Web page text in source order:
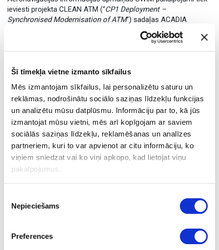
Šī tīmekļa vietne izmanto sīkfailus
Mēs izmantojam sīkfailus, lai personalizētu saturu un
reklāmas, nodrošinātu sociālo saziņas līdzekļu funkcijas
un analizētu mūsu datplūsmu. Informāciju par to, kā jūs
izmantojat mūsu vietni, mēs arī kopīgojam ar saviem
sociālās saziņas līdzekļu, reklamēšanas un analīzes
partneriem, kuri to var apvienot ar citu informāciju, ko
viņiem sniedzat vai ko viņi apkopo, kad lietojat viņu
pakalpojumus.
izvēle
Nepieciešams
Preferences
ieviesti projekta CLEAN ATM (“CP1 Deployment –
Synchronised Modernisation of ATM”) sadaļas ACADIA
Acceleration of Aeronautical Digital Information Availability
ietvaros. ACADIA īstenošanu koordinē Eiropas Aeronavigācijas
drošības organizācija “Eurocontrol”, un projektā sadarbojas
SWIM ieviešanas mērķis ir informācijas apmaiņas digitalizācija
visā Eiropas gaisa satiksmes pārvaldības sistēmā, nodrošinot
kvalitatīvas informācijas piegādi un apmaiņu starp
aeronavigācijas informācijas pakalpojumu sniedzējiem, gaisa
satiksmes vadības dispečerdienestiem un lidostām neatkarīgi
no to ģeogrāfiskās atrašanās vietas, civilā vai militārā darbības
rakstura, lomas aeronavigācijas pakalpojumu sniegšanā,
izmantotās sistēmas vai tās ražotāja.
informācijas elementus pēc pieprasījuma, izmantojot uz
vaicājumiem balstītu saskarni un elementus filtrējot pēc to
Savukārt digitālais NOTAM pakalpojums nodrošinās digitāli
kodētus NOTAM datus, kas attēlo notikumus, kuri īslaicīgi